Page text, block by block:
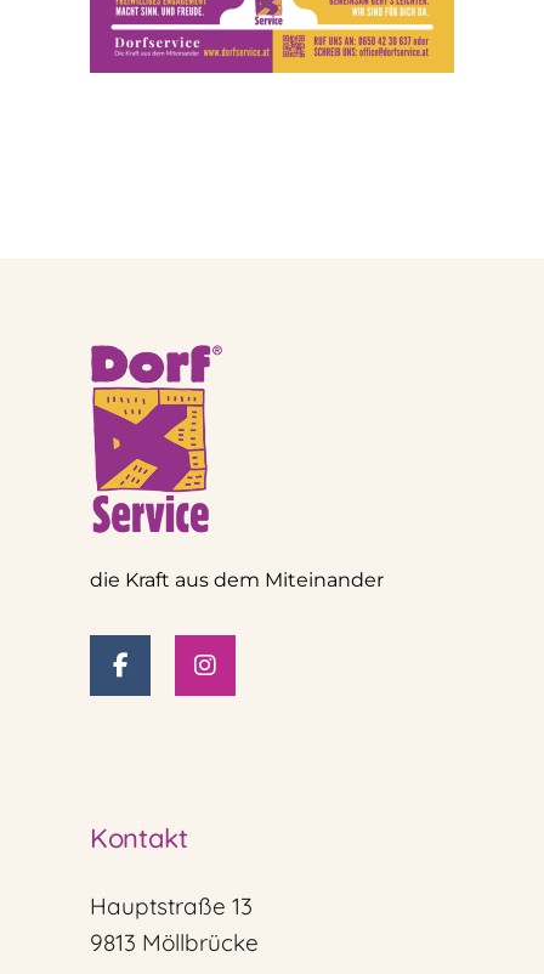
die Kraft aus dem Miteinander
Kontakt
Hauptstraße 13
9813 Möllbrücke